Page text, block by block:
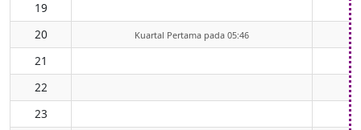
19
20
Kuartal Pertama pada 05:46
21
22
23